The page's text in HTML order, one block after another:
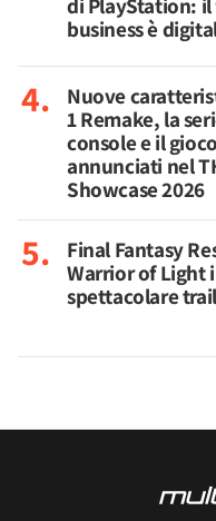
business è
Nuove
1 Remake, la
console e il
annunciati nel
Showcase 2026
Final Fantasy
Warrior of Light
spettacolare